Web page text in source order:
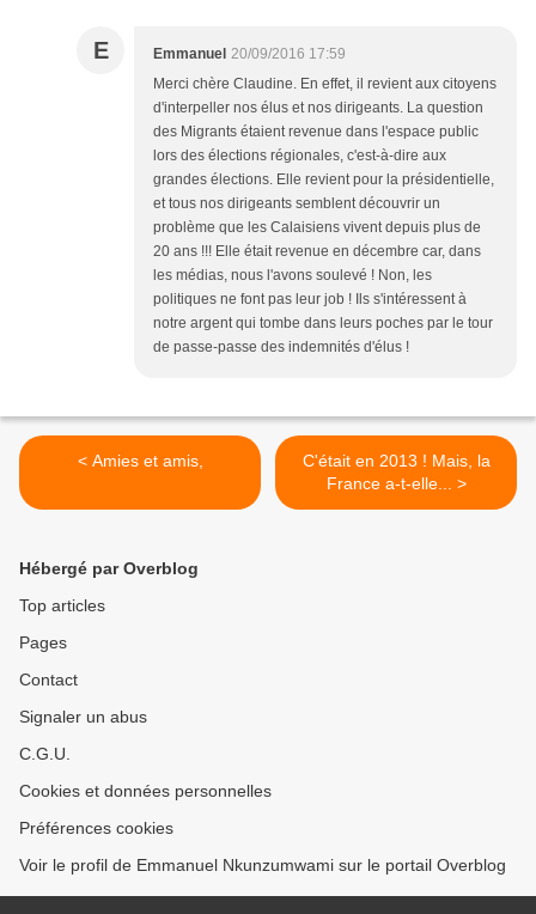
E Emmanuel 20/09/2016 17:59
Merci chère Claudine. En effet, il revient aux citoyens
d'interpeller nos élus et nos dirigeants. La question
des Migrants étaient revenue dans l'espace public
lors des élections régionales, c'est-à-dire aux
grandes élections. Elle revient pour la présidentielle,
et tous nos dirigeants semblent découvrir un
problème que les Calaisiens vivent depuis plus de
20 ans !!! Elle était revenue en décembre car, dans
les médias, nous l'avons soulevé ! Non, les
politiques ne font pas leur job ! Ils s'intéressent à
notre argent qui tombe dans leurs poches par le tour
de passe-passe des indemnités d'élus !
< Amies et amis,
C'était en 2013 ! Mais, la
France a-t-elle... >
Hébergé par Overblog
Top articles
Pages
Contact
Signaler un abus
C.G.U.
Cookies et données personnelles
Préférences cookies
Voir le profil de Emmanuel Nkunzumwami sur le portail Overblog